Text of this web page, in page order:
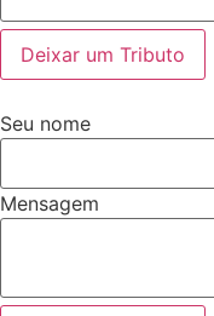
Deixar um Tributo
Seu nome
Mensagem